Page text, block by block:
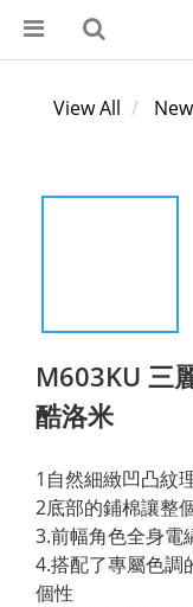
View All
M603KU 三
酷洛米
1自然細緻凹凸紋
2底部的鋪棉讓整
3.前幅角色全身電
4.搭配了專屬色調
個性